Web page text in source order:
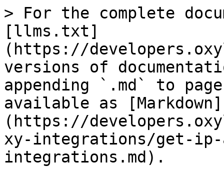
> For the complete
[llms.txt]
(https://
versions of
appending `.md` to
available as [Markdown]
(https://
xy-integrations/get-ip-
integrations.md).